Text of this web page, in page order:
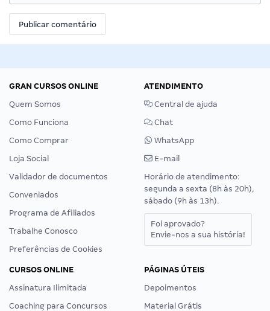
GRAN CURSOS ONLINE
Quem Somos
Como Funciona
Como Comprar
Loja Social
Validador de documentos
Conveniados
Programa de Afiliados
Trabalhe Conosco
Preferências de Cookies
ATENDIMENTO
Central de ajuda
Chat
WhatsApp
E-mail
Horário de atendimento:
segunda a sexta (8h às 20h),
sábado (9h às 13h).
Foi aprovado?
Envie-nos a sua história!
CURSOS ONLINE
Assinatura Ilimitada
Coaching para Concursos
PÁGINAS ÚTEIS
Depoimentos
Material Grátis